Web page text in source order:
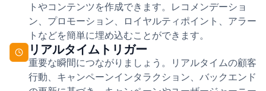
トやコンテンツを作成できます。レコメンデーショ
ン、プロモーション、ロイヤルティポイント、アラー
トなどを簡単に埋め込むことができます。
リアルタイムトリガー
重要な瞬間につながりましょう。リアルタイムの顧客
行動、キャンペーンインタラクション、バックエンド